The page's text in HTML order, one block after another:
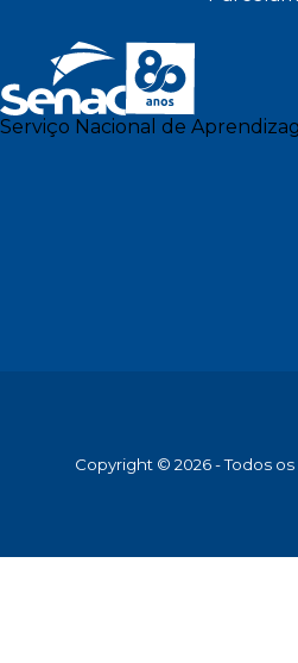
Serviço Nacional de
Copyright © 2026 - Todos